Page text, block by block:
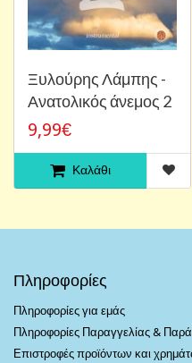
Ξυλούρης Λάμπης -
Ανατολικός άνεμος 2
9,99€
Καλάθι
Πληροφορίες
Πληροφορίες για εμάς
Πληροφορίες Παραγγελίας &
Επιστροφές προϊόντων και